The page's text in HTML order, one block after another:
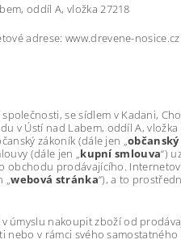
oddíl A, vložka 27218
adrese: www.drevene-nosice.cz
se sídlem v Kadani,
v Ústí nad Labem, oddíl A, vložka
zákoník (dále jen „
(dále jen „ kupní smlouva“)
obchodu prodávajícího.
„webová stránka“), a to
v úmyslu nakoupit zboží od
v rámci svého samostatného